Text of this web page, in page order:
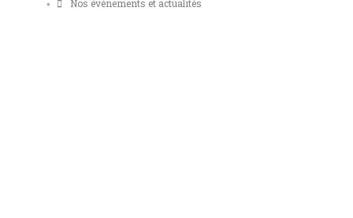
• Nos événements et actualités